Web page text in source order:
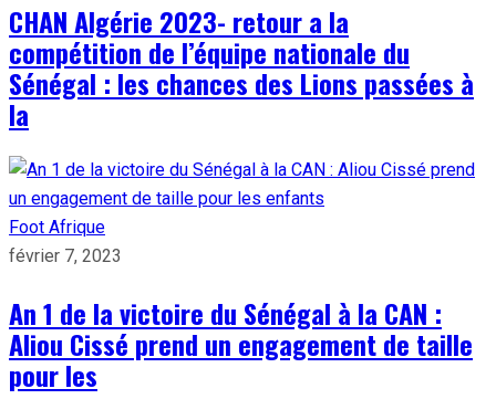
CHAN Algérie 2023- retour a la
compétition de l’équipe nationale du
Sénégal : les chances des Lions passées à
la
Foot Afrique
février 7, 2023
An 1 de la victoire du Sénégal à la CAN :
Aliou Cissé prend un engagement de taille
pour les